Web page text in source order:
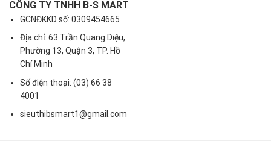
CÔNG TY TNHH B-S MART
GCNĐKKD số: 0309454665
Địa chỉ: 63 Trần Quang Diệu,
Phường 13, Quận 3, TP. Hồ
Chí Minh
Số điện thoại: (03) 66 38
4001
sieuthibsmart1@gmail.com